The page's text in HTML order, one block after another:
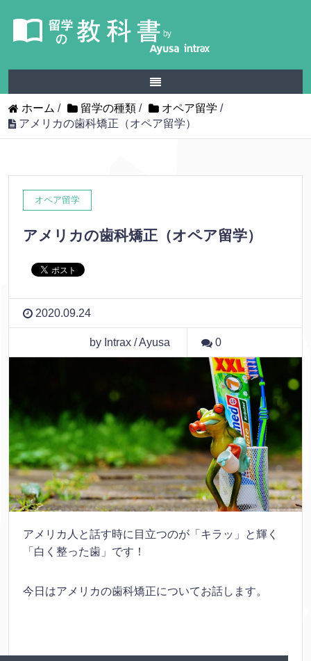
ホーム / 留学の種類 / オペア留学 /
アメリカの歯科矯正（オペア留学）
オペア留学
アメリカの歯科矯正（オペア留学）
2020.09.24
by Intrax / Ayusa 0
アメリカ人と話す時に目立つのが「キラッ」と輝く
「白く整った歯」です！
今日はアメリカの歯科矯正についてお話します。